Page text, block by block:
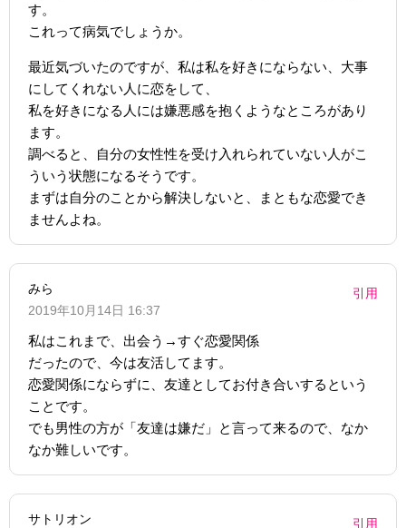
す。
これって病気でしょうか。
最近気づいたのですが、私は私を好きにならない、大事
にしてくれない人に恋をして、
私を好きになる人には嫌悪感を抱くようなところがあり
ます。
調べると、自分の女性性を受け入れられていない人がこ
ういう状態になるそうです。
まずは自分のことから解決しないと、まともな恋愛でき
ませんよね。
みら
2019年10月14日 16:37
引用
私はこれまで、出会う→すぐ恋愛関係
だったので、今は友活してます。
恋愛関係にならずに、友達としてお付き合いするという
ことです。
でも男性の方が「友達は嫌だ」と言って来るので、なか
なか難しいです。
サトリオン
引用